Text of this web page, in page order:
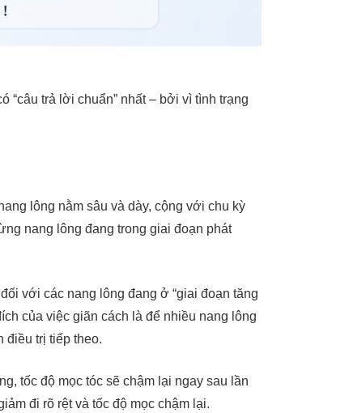
trả lời chuẩn” nhất – bởi vì tình trạng
lông nằm sâu và dày, cộng với chu kỳ
nang lông đang trong giai đoạn phát
với các nang lông đang ở “giai đoạn tăng
của việc giãn cách là để nhiều nang lông
điều trị tiếp theo.
tốc độ mọc tóc sẽ chậm lại ngay sau lần
đi rõ rệt và tốc độ mọc chậm lại.